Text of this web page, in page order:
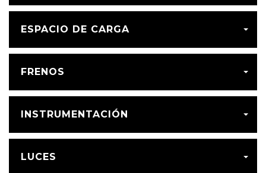
ESPACIO DE CARGA
FRENOS
INSTRUMENTACIÓN
LUCES